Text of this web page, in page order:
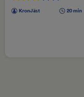
KronJäst 20 min